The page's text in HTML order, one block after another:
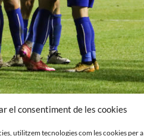
el consentiment de les cookies
utilitzem tecnologies com les cookies per a